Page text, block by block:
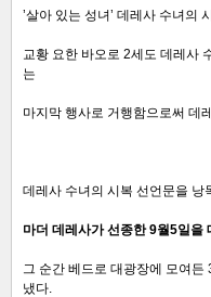
’살아 있는 성녀’ 데레사 수녀의
교황 요한 바오로 2세도 데레사
는
마지막 행사로 거행함으로써 데
데레사 수녀의 시복 선언문을 낭
마더 데레사가 선종한 9월5일을
그 순간 베드로 대광장에 모여
냈다.